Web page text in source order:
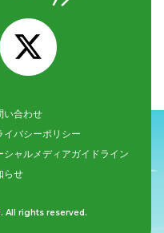
All rights reserved.
い合わせ
イバシーポリシー
シャルメディアガイドライン
らせ